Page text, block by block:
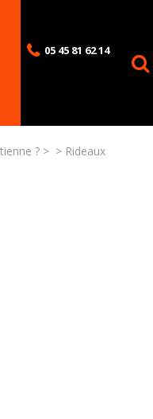
05 45 81 62 14
? Rideaux